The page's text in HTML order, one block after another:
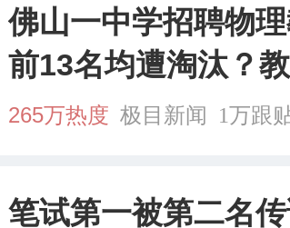
佛山一中学招聘物
前13名均遭淘汰？
停招聘，成立调查组
265万热度 极目新闻 1万跟
笔试第一被第二名